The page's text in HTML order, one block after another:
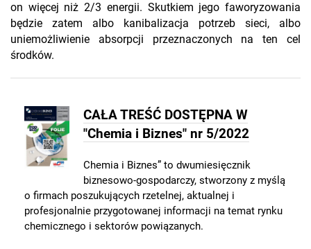
on więcej niż 2/3 energii. Skutkiem jego faworyzowania
będzie zatem albo kanibalizacja potrzeb sieci, albo
uniemożliwienie absorpcji przeznaczonych na ten cel
środków.
CAŁA TREŚĆ DOSTĘPNA W
"Chemia i Biznes" nr 5/2022
Chemia i Biznes” to dwumiesięcznik
biznesowo-gospodarczy, stworzony z myślą
o firmach poszukujących rzetelnej, aktualnej i
profesjonalnie przygotowanej informacji na temat rynku
chemicznego i sektorów powiązanych.